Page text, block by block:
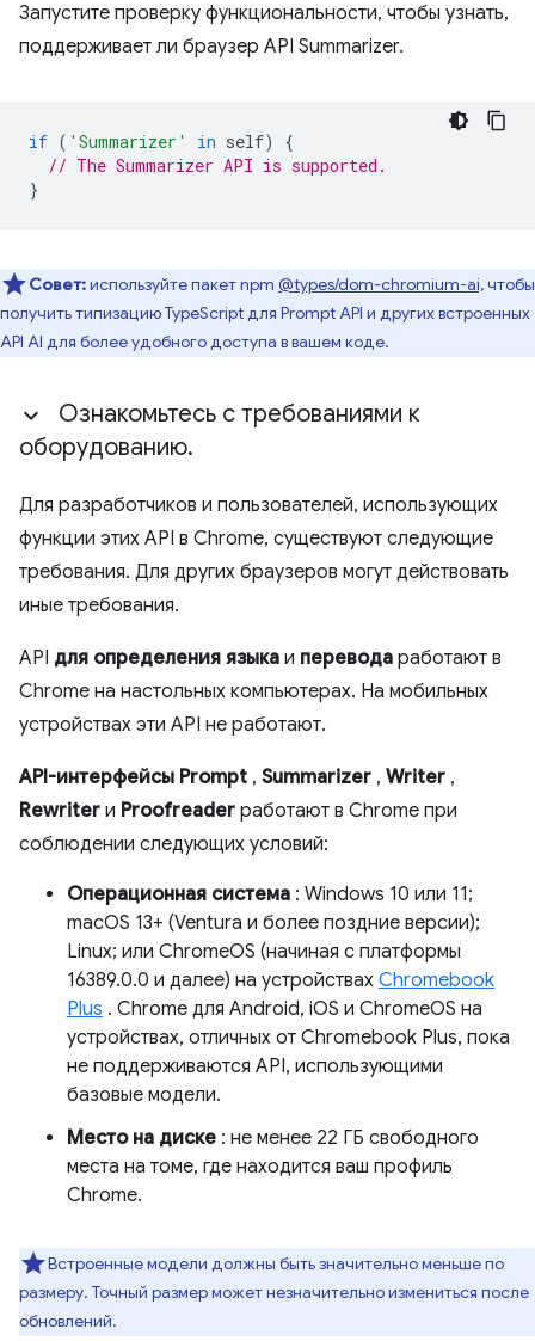
Запустите проверку функциональности, чтобы узнать,
поддерживает ли браузер API Summarizer.
if ( 'Summarizer' in self)
{
// The Summarizer API is supported.
}
Совет:используйте пакет npm @types/dom-chromium-ai,чтобы
получить типизацию TypeScript для Prompt API и других встроенных
API AI для более удобного доступа в вашем коде.
Ознакомьтесь с требованиями к
оборудованию.
Для разработчиков и пользователей, использующих
функции этих API в Chrome, существуют следующие
требования. Для других браузеров могут действовать
иные требования.
API для определения языка и перевода работают в
Chrome на настольных компьютерах. На мобильных
устройствах эти API не работают.
API-интерфейсы Prompt , Summarizer , Writer ,
Rewriter и Proofreader работают в Chrome при
соблюдении следующих условий:
Операционная система : Windows 10 или 11;
macOS 13+ (Ventura и более поздние версии);
Linux; или ChromeOS (начиная с платформы
16389.0.0 и далее) на устройствах Chromebook
Plus . Chrome для Android, iOS и ChromeOS на
устройствах, отличных от Chromebook Plus, пока
не поддерживаются API, использующими
базовые модели.
Место на диске : не менее 22 ГБ свободного
места на томе, где находится ваш профиль
Chrome.
Встроенные модели должны быть значительно меньше по
размеру. Точный размер может незначительно измениться после
обновлений.